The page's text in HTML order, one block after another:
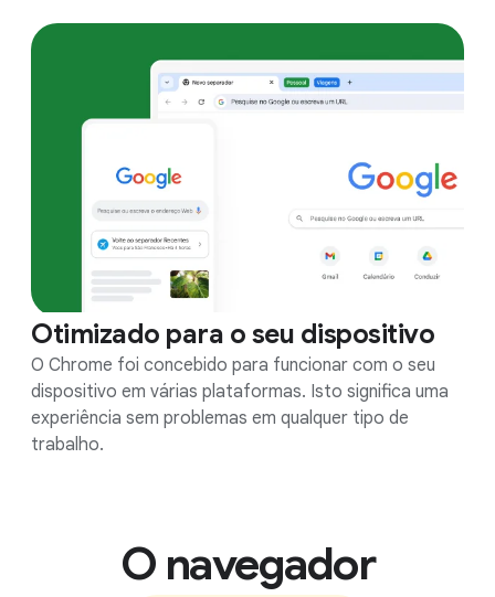
Otimizado para o seu dispositivo
O Chrome foi concebido para funcionar com o seu
dispositivo em várias plataformas. Isto significa uma
experiência sem problemas em qualquer tipo de
trabalho.
O navegador